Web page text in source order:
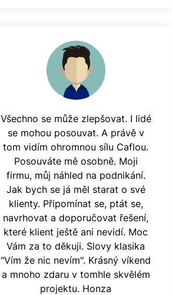
Všechno se může zlepšovat. I lidé
se mohou posouvat. A právě v
tom vidím ohromnou sílu Caflou.
Posouváte mě osobně. Moji
firmu, můj náhled na podnikání.
Jak bych se já měl starat o své
klienty. Připomínat se, ptát se,
navrhovat a doporučovat řešení,
které klient ještě ani nevidí. Moc
Vám za to děkuji. Slovy klasika
"Vím že nic nevím". Krásný víkend
a mnoho zdaru v tomhle skvělém
projektu. Honza